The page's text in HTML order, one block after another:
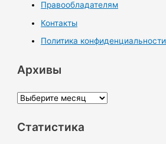
Правообладателям
Контакты
Политика конфиденциальности
Архивы
А
х
Статистика